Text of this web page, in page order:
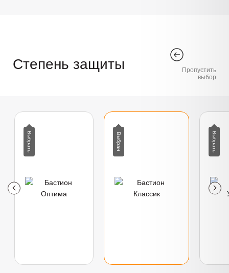
Степень защиты
Пропустить
выбор